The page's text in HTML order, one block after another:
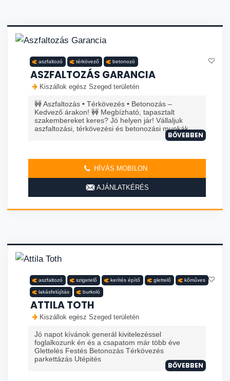
aszfaltozó térkövező betonozó
ASZFALTOZÁS GARANCIA
Kiszállok egész Szeged területén
🚧 Aszfaltozás • Térkövezés • Betonozás –
Kedvező árakon! 🚧 Megbízható, tapasztalt
szakembereket keres? Jó helyen jár! Vállaljuk
aszfaltozási, térkövezési és betonozási munkák...
BŐVEBBEN
HÍVÁS MOBILON
AJÁNLATKÉRÉS
aszfaltozó szigetelő kerítés építő glettelő kőműves
lakásfelújítás burkoló
ATTILA TOTH
Kiszállok egész Szeged területén
Jó napot kívánok generál kivitelezéssel
foglalkozunk én és a csapatom már több éve
Glettelés Festés Betonozás Térkövezés
parkettázás Utépités
BŐVEBBEN